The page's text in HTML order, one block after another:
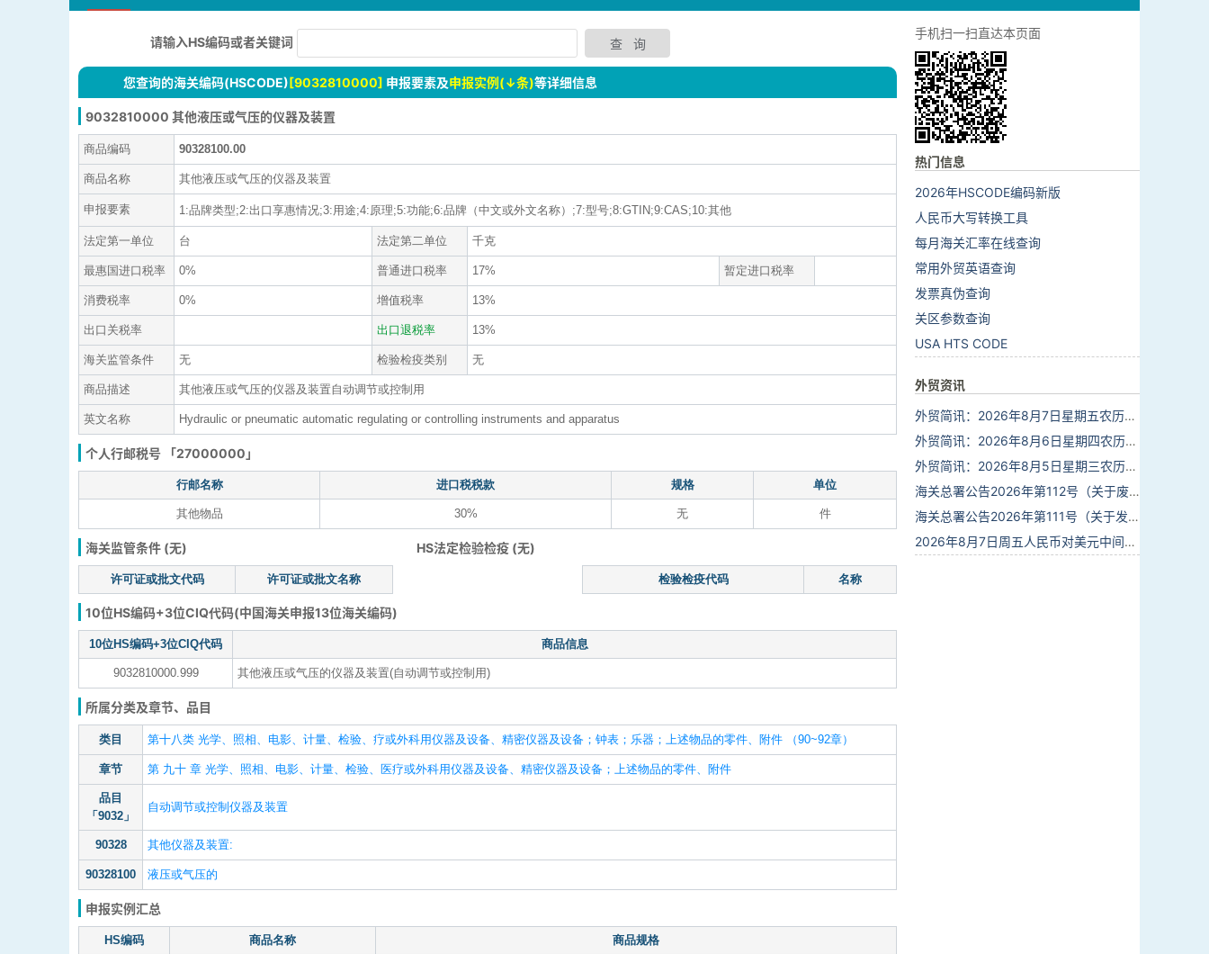
请输入HS编码或者关键词
您查询的海关编码(HSCODE)[9032810000] 申报要素及申报实例(↓条)等详细信息
9032810000 其他液压或气压的仪器及装置
商品编码 90328100.00
商品名称 其他液压或气压的仪器及装置
申报要素 1:品牌类型;2:出口享惠情况;3:用途;4:原理;5:功能;6:品牌（中文或外文名称）;7:型号;8:GTIN;9:CAS;10:其他
法定第一单位 台 法定第二单位 千克
最惠国进口税率 0% 普通进口税率 17% 暂定进口税率
消费税率 0% 增值税率 13%
出口关税率 出口退税率 13%
海关监管条件 无 检验检疫类别 无
商品描述 其他液压或气压的仪器及装置自动调节或控制用
英文名称 Hydraulic or pneumatic automatic regulating or controlling instruments and apparatus
个人行邮税号 「27000000」
行邮名称 进口税税款 规格 单位
其他物品 30% 无 件
海关监管条件 (无) HS法定检验检疫 (无)
许可证或批文代码 许可证或批文名称 检验检疫代码 名称
10位HS编码+3位CIQ代码(中国海关申报13位海关编码)
10位HS编码+3位CIQ代码 商品信息
9032810000.999 其他液压或气压的仪器及装置(自动调节或控制用)
所属分类及章节、品目
类目 第十八类 光学、照相、电影、计量、检验、疗或外科用仪器及设备、精密仪器及设备；钟表；乐器；上述物品的零件、附件 （90~92章）
章节 第 九十 章 光学、照相、电影、计量、检验、医疗或外科用仪器及设备、精密仪器及设备；上述物品的零件、附件
品目
「9032」
自动调节或控制仪器及装置
90328 其他仪器及装置:
90328100 液压或气压的
申报实例汇总
HS编码 商品名称 商品规格
手机扫一扫直达本页面
热门信息
2026年HSCODE编码新版
人民币大写转换工具
每月海关汇率在线查询
常用外贸英语查询
发票真伪查询
关区参数查询
USA HTS CODE
外贸资讯
外贸简讯：2026年8月7日星期五农历六月廿五
外贸简讯：2026年8月6日星期四农历六月廿四
外贸简讯：2026年8月5日星期三农历六月廿三
海关总署公告2026年第112号（关于废止部分卫生检疫类规范性文件的公告）
海关总署公告2026年第111号（关于发布《进出境动植物检疫处理监督管理工作规定》《进出境卫生处理监督管理工作规定》的公告）
2026年8月7日周五人民币对美元中间价报6.7904调贬9个基点